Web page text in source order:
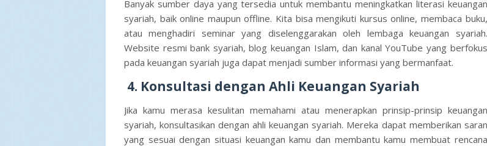
Banyak sumber daya yang tersedia untuk membantu meningkatkan literasi keuangan
syariah, baik online maupun offline. Kita bisa mengikuti kursus online, membaca buku,
atau menghadiri seminar yang diselenggarakan oleh lembaga keuangan syariah.
Website resmi bank syariah, blog keuangan Islam, dan kanal YouTube yang berfokus
pada keuangan syariah juga dapat menjadi sumber informasi yang bermanfaat.
4. Konsultasi dengan Ahli Keuangan Syariah
Jika kamu merasa kesulitan memahami atau menerapkan prinsip-prinsip keuangan
syariah, konsultasikan dengan ahli keuangan syariah. Mereka dapat memberikan saran
yang sesuai dengan situasi keuangan kamu dan membantu kamu membuat rencana